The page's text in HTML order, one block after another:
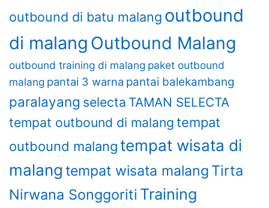
outbound di batu malang outbound
di malang Outbound Malang
outbound training di malang paket outbound
malang pantai 3 warna pantai balekambang
paralayang selecta TAMAN SELECTA
tempat outbound di malangtempat
outbound malangtempat wisata di
malang tempat wisata malang Tirta
Nirwana Songgoriti Training